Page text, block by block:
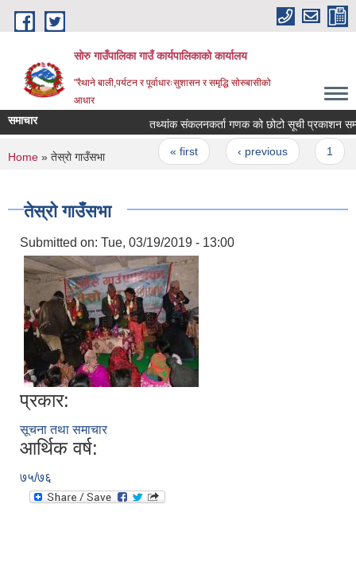
Skip to main content
सोरु गाउँपालिका गाउँ कार्यपालिकाको कार्यालय
"रैथाने बाली,पर्यटन र पूर्वाधारःसुशासन र समृद्धि सोरुबासीको
आधार
समाचार तथ्यांक संकलनकर्ता गणक को छोटो सूची प्रकाशन
Pages
« first ‹ previous
You are here
Home » तेस्राे गाउँसभा
तेस्राे गाउँसभा
Submitted on: Tue, 03/19/2019 - 13:00
प्रकार:
सूचना तथा समाचार
आर्थिक वर्ष:
७५/७६